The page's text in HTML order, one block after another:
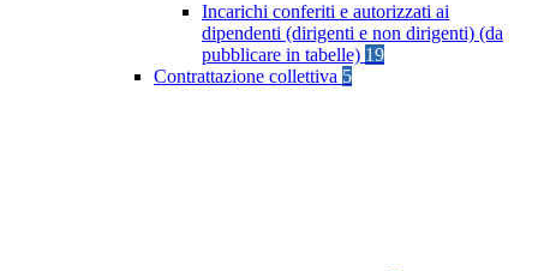
Incarichi conferiti e autorizzati ai
dipendenti (dirigenti e non dirigenti) (da
pubblicare in tabelle) 19
Contrattazione collettiva 5